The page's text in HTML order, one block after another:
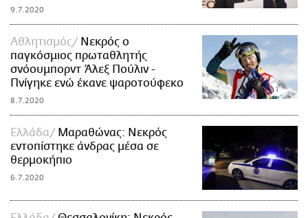
9.7.2020
Αθλητισμός
Νεκρός ο
παγκόσμιος πρωταθλητής
σνόουμπορντ Άλεξ Πούλιν -
Πνίγηκε ενώ έκανε ψαροτούφεκο
8.7.2020
Ελλάδα
Μαραθώνας: Νεκρός
εντοπίστηκε άνδρας μέσα σε
θερμοκήπιο
6.7.2020